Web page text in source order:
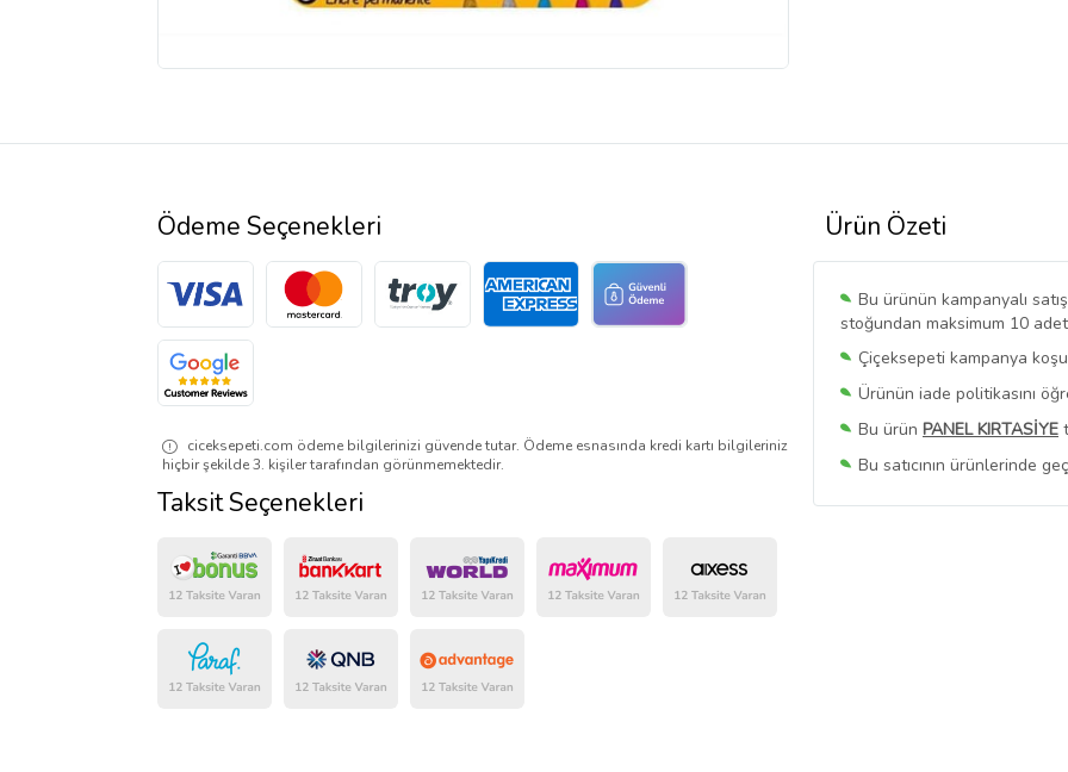
Ürün Özeti
Bu ürünün kampanyalı
stoğundan maksimum 10
Çiçeksepeti kampanya
Ürünün iade politikasını
Bu ürün PANEL KIRTASİYE
Bu satıcının ürünlerinde
Bu SatıcınınTüm
Ödeme Seçenekleri
ciceksepeti.com ödeme bilgilerinizi güvende tutar. Ödeme esnasında kredi kartı bilgileriniz
hiçbir şekilde 3. kişiler tarafından görünmemektedir.
Taksit Seçenekleri